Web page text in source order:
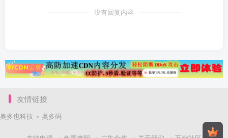
没有回复内容
友情链接
奥多也科技 奥多码